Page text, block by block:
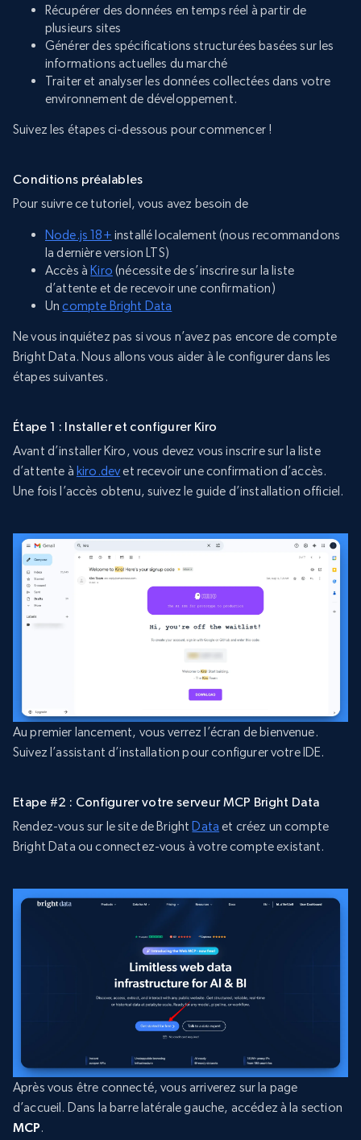
Récupérer des données en temps réel à partir de
plusieurs sites
Générer des spécifications structurées basées sur les
informations actuelles du marché
Traiter et analyser les données collectées dans votre
environnement de développement.
Suivez les étapes ci-dessous pour commencer !
Conditions préalables
Pour suivre ce tutoriel, vous avez besoin de
Node.js 18+ installé localement (nous recommandons
la dernière version LTS)
Accès à Kiro (nécessite de s’inscrire sur la liste
d’attente et de recevoir une confirmation)
Uncompte Bright Data
Ne vous inquiétez pas si vous n’avez pas encore de compte
Bright Data. Nous allons vous aider à le configurer dans les
étapes suivantes.
Étape 1 : Installer et configurer Kiro
Avant d’installer Kiro, vous devez vous inscrire sur la liste
d’attente à kiro.devet recevoir une confirmation d’accès.
Une fois l’accès obtenu, suivez le guide d’installation officiel.
Au premier lancement, vous verrez l’écran de bienvenue.
Suivez l’assistant d’installation pour configurer votre IDE.
Etape #2 : Configurer votre serveur MCP Bright Data
Rendez-vous sur le site de Bright Data et créez un compte
Bright Data ou connectez-vous à votre compte existant.
Après vous être connecté, vous arriverez sur la page
d’accueil. Dans la barre latérale gauche, accédez à la section
MCP.